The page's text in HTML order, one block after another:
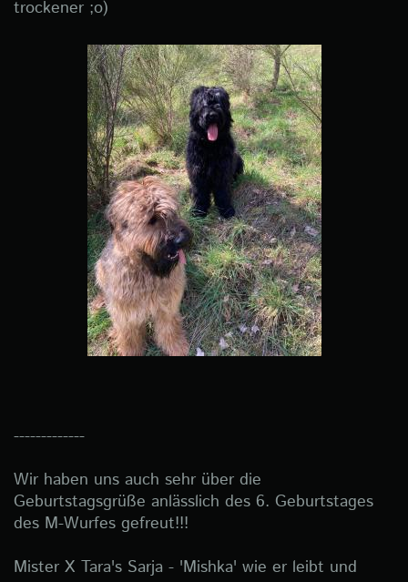
trockener ;o)
-------------
Wir haben uns auch sehr über die
Geburtstagsgrüße anlässlich des 6. Geburtstages
des M-Wurfes gefreut!!!
Mister X Tara's Sarja - 'Mishka' wie er leibt und